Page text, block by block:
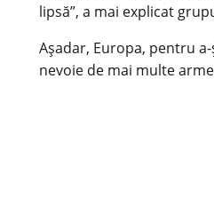
lipsă”, a mai explicat
Așadar, Europa, pentru
nevoie de mai multe